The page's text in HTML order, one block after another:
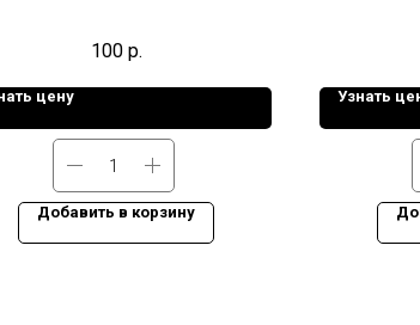
100 р.
цену
Добавить в корзину
Узнать